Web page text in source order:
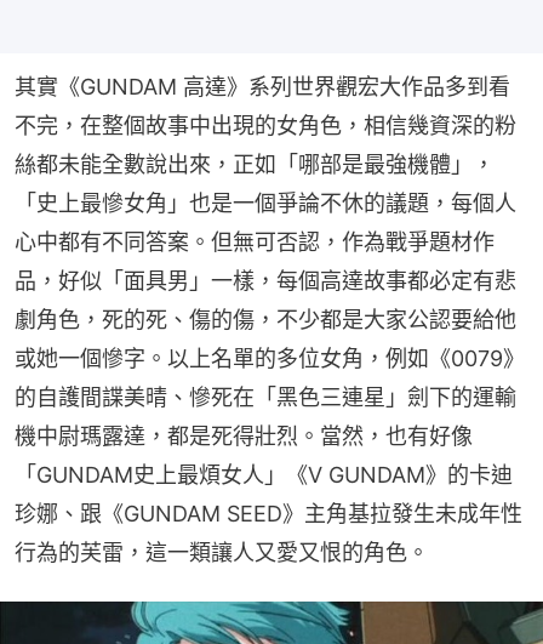
其實《GUNDAM 高達》系列世界觀宏大作品多到看
不完，在整個故事中出現的女角色，相信幾資深的粉
絲都未能全數說出來，正如「哪部是最強機體」，
「史上最慘女角」也是一個爭論不休的議題，每個人
心中都有不同答案。但無可否認，作為戰爭題材作
品，好似「面具男」一樣，每個高達故事都必定有悲
劇角色，死的死、傷的傷，不少都是大家公認要給他
或她一個慘字。以上名單的多位女角，例如《0079》
的自護間諜美晴、慘死在「黑色三連星」劍下的運輸
機中尉瑪露達，都是死得壯烈。當然，也有好像
「GUNDAM史上最煩女人」《V GUNDAM》的卡迪
珍娜、跟《GUNDAM SEED》主角基拉發生未成年性
行為的芙雷，這一類讓人又愛又恨的角色。